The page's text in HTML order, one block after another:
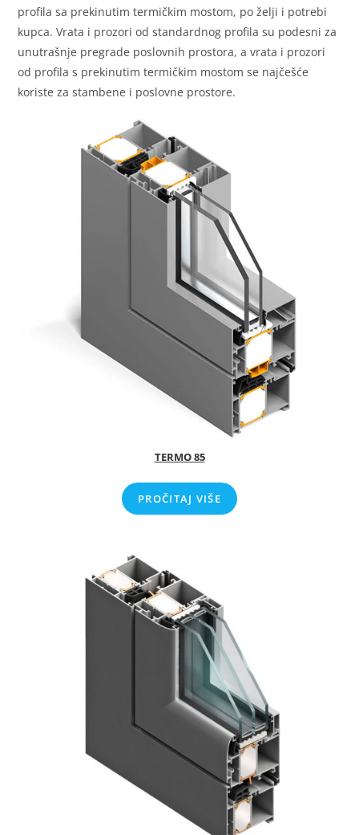
profila sa prekinutim termičkim mostom, po želji i potrebi
kupca. Vrata i prozori od standardnog profila su podesni za
unutrašnje pregrade poslovnih prostora, a vrata i prozori
od profila s prekinutim termičkim mostom se najčešće
koriste za stambene i poslovne prostore.
TERMO 85
PROČITAJ VIŠE